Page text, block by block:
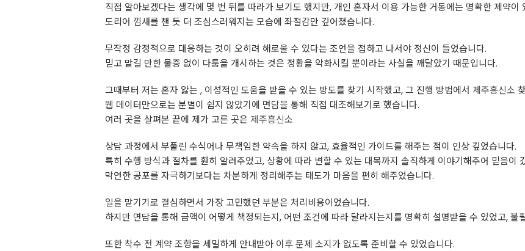
직접 알아보겠다는 생각에 몇 번 뒤를 따라가 보기도 했지만, 개인 혼자서 이용 가능한 거동에는 명확한 제약이
도리어 낌새를 챈 듯 더 조심스러워지는 모습에 좌절감만 깊어졌습니다.
무작정 감정적으로 대응하는 것이 오히려 해로울 수 있다는 조언을 접하고 나서야 정신이 들었습니다.
믿고 맡길 만한 물증 없이 다툼을 개시하는 것은 정황을 악화시킬 뿐이라는 사실을 깨달았기 때문입니다.
그때부터 저는 혼자 앓는 , 이성적인 도움을 받을 수 있는 방도를 찾기 시작했고, 그 진행 방법에서 제주흥신소
웹 데이터만으로는 분별이 쉽지 않았기에 면담을 통해 직접 대조해보기로 했습니다.
여러 곳을 살펴본 끝에 제가 고른 곳은 제주흥신소
상담 과정에서 부풀린 수식어나 무책임한 약속을 하지 않고, 효율적인 가이드를 해주는 점이 인상 깊었습니다.
특히 수행 방식과 절차를 훤히 알려주었고, 상황에 따라 변할 수 있는 대목까지 솔직하게 이야기해주어 믿음이
막연한 공포를 자극하기보다는 차분하게 정리해주는 태도가 마음을 편히 해주었습니다.
일을 맡기기로 결심하면서 가장 고민했던 부분은 처리비용이었습니다.
하지만 면담을 통해 금액이 어떻게 책정되는지, 어떤 조건에 따라 달라지는지를 명확히 설명받을 수 있었고,
또한 착수 전 계약 조항을 세밀하게 안내받아 이후 문제 소지가 없도록 준비할 수 있었습니다.